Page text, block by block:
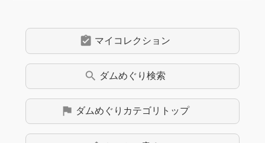
assignment_turned_in マイコレクション
search ダムめぐり検索
flag ダムめぐり カテゴリトップ